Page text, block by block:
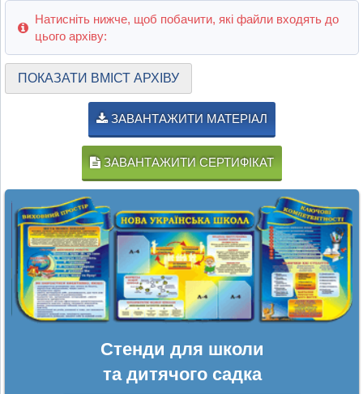
Натисніть нижче, щоб побачити, які файли входять до
цього архіву:
ПОКАЗАТИ ВМІСТ АРХІВУ
ЗАВАНТАЖИТИ МАТЕРІАЛ
ЗАВАНТАЖИТИ СЕРТИФІКАТ
Стенди для школи
та дитячого садка